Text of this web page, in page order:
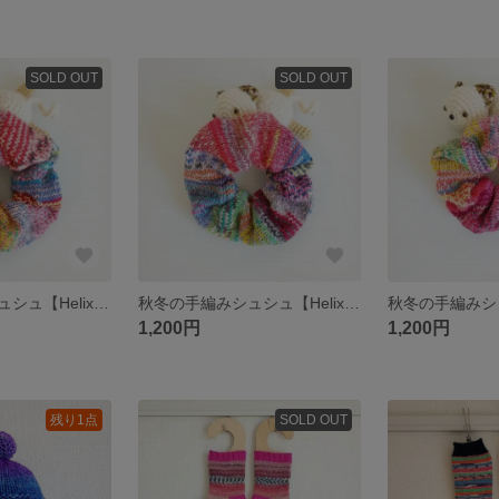
SOLD OUT
秋冬の手編みシュシュ【Helix Stripe】hair scrunchie (AW ver.)
SOLD OUT
秋冬の手編みシュシュ【Helix Stripe】hair scrunchie (AW ver.)
1,200円 1,200円
残り1点 SOLD OUT